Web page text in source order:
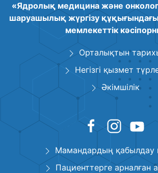
«Ядролық медицина және
шаруашылық жүргізу
мемлекеттік
Орталықтын
Негізгі қызмет
Әкімшілік
Мамандардың қабылдау
Пациенттерге арналған